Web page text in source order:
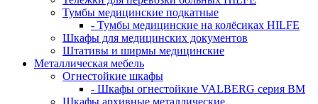
Тумбы медицинские подкатные
- Тумбы медицинские на колёсиках HILFE
Шкафы для медицинских документов
Штативы и ширмы медицинские
Металлическая мебель
Огнестойкие шкафы
- Шкафы огнестойкие VALBERG серия BM
Шкафы архивные металлические